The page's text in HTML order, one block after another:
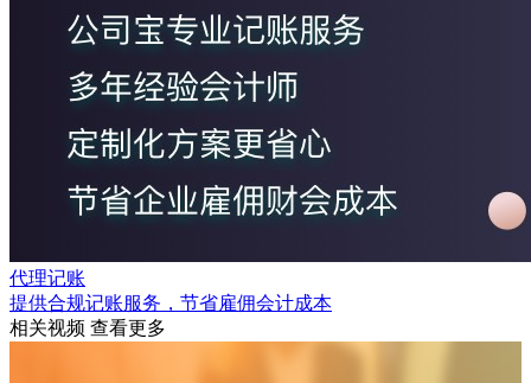
代理记账
提供合规记账服务，节省雇佣会计成本
相关视频 查看更多